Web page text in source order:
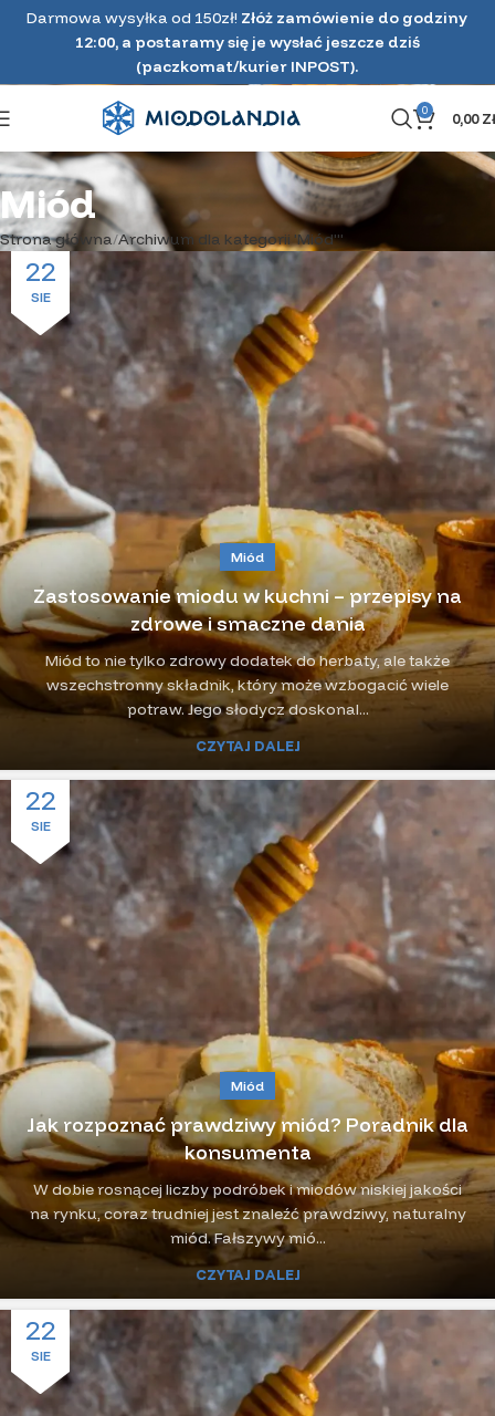
Darmowa wysyłka od 150zł! Złóż zamówienie do godziny
12:00, a postaramy się je wysłać jeszcze dziś
(paczkomat/kurier INPOST).
0 0,00
Miód
Strona główna Archiwum dla kategorii 'Miód'"
22
SIE
Miód
Zastosowanie miodu w kuchni – przepisy na
zdrowe i smaczne dania
Miód to nie tylko zdrowy dodatek do herbaty, ale także
wszechstronny składnik, który może wzbogacić wiele
potraw. Jego słodycz doskonal...
CZYTAJ DALEJ
22
SIE
Miód
Jak rozpoznać prawdziwy miód? Poradnik dla
konsumenta
W dobie rosnącej liczby podróbek i miodów niskiej jakości
na rynku, coraz trudniej jest znaleźć prawdziwy, naturalny
miód. Fałszywy mió...
CZYTAJ DALEJ
22
SIE